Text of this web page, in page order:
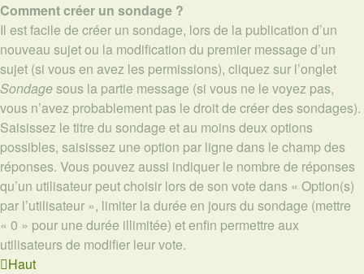
Comment créer un sondage ?
Il est facile de créer un sondage, lors de la publication d’un
nouveau sujet ou la modification du premier message d’un
sujet (si vous en avez les permissions), cliquez sur l’onglet
Sondagesous la partie message (si vous ne le voyez pas,
vous n’avez probablement pas le droit de créer des sondages).
Saisissez le titre du sondage et au moins deux options
possibles, saisissez une option par ligne dans le champ des
réponses. Vous pouvez aussi indiquer le nombre de réponses
qu’un utilisateur peut choisir lors de son vote dans « Option(s)
par l’utilisateur », limiter la durée en jours du sondage (mettre
« 0 » pour une durée illimitée) et enfin permettre aux
utilisateurs de modifier leur vote.
Haut